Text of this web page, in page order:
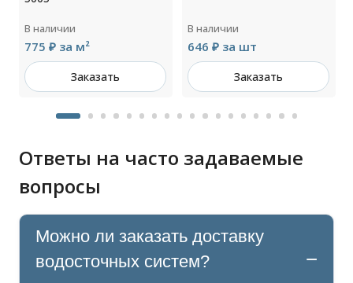
В наличии
775 ₽ за м²
Заказать
В наличии
646 ₽ за шт
Заказать
Ответы на часто задаваемые
вопросы
Можно ли заказать доставку
водосточных систем?